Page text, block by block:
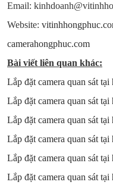
Email:
Website:
camerahongphuc.com
Bài viết liên quan khác:
Lắp đặt camera quan sát
Lắp đặt camera quan sát
Lắp đặt camera quan sát
Lắp đặt camera quan sát
Lắp đặt camera quan sát
Lắp đặt camera quan sát